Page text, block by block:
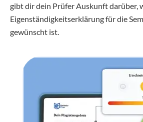
gibt dir dein Prüfer Auskunft darüber,
Eigenständigkeitserklärung für die
gewünscht ist.